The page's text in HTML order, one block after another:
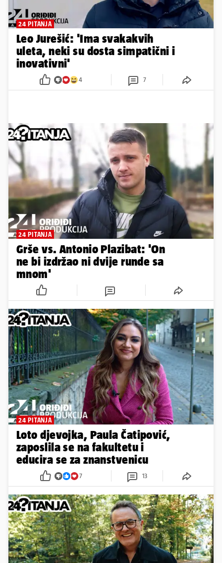
24 PITANJA
Leo Jurešić: 'Ima svakakvih
uleta, neki su dosta simpatični i
inovativni'
4 7
24 PITANJA
Grše vs. Antonio Plazibat: 'On
ne bi izdržao ni dvije runde sa
mnom'
24 PITANJA
Loto djevojka, Paula Čatipović,
zaposlila se na fakultetu i
educira se za znanstvenicu
7 13